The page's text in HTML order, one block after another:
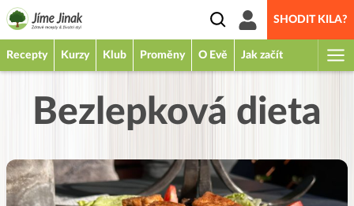
SHODIT KILA?
Recepty Kurzy Klub Proměny O Evě Jak začít
Bezlepková dieta